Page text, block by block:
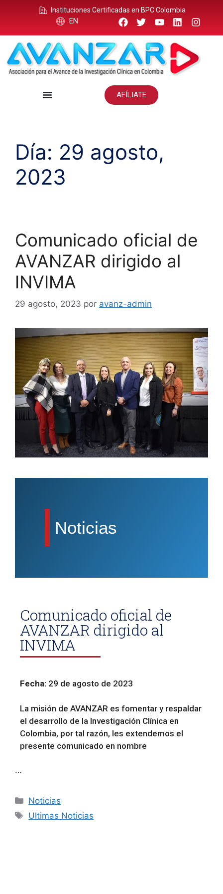
Instituciones Certificadas en BPC Colombia
EN
AFÍLIATE
Día: 29 agosto,
2023
Comunicado oficial de
AVANZAR dirigido al
INVIMA
29 agosto, 2023 por avanz-admin
Noticias
Comunicado oficial de
AVANZAR dirigido al
INVIMA
Fecha: 29 de agosto de 2023
La misión de AVANZAR es fomentar y respaldar
el desarrollo de la Investigación Clínica en
Colombia, por tal razón, les extendemos el
presente comunicado en nombre
…
Noticias
Ultimas Noticias